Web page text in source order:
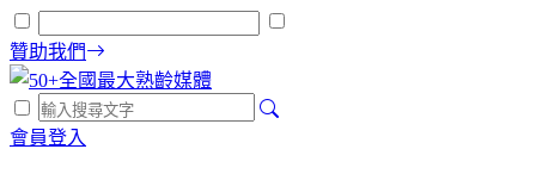
贊助我們
會員登入